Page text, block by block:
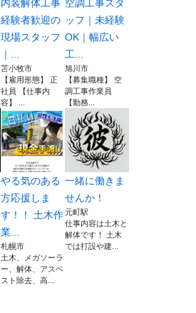
内装解体工事
経験者歓迎の
現場スタッフ
｜...
苫小牧市
【雇用形態】 正
社員 【仕事内
容】 ...
空調工事スタ
ッフ｜未経験
OK｜幅広い
工...
旭川市
【募集職種】 空
調工事作業員
【勤務...
やる気のある
方応援しま
す！！ 土木作
業...
札幌市
土木、メガソーラ
ー、解体、アスベ
スト除去、高...
一緒に働きま
せんか！
元町駅
仕事内容は土木と
解体です！ 土木
では打設や建...